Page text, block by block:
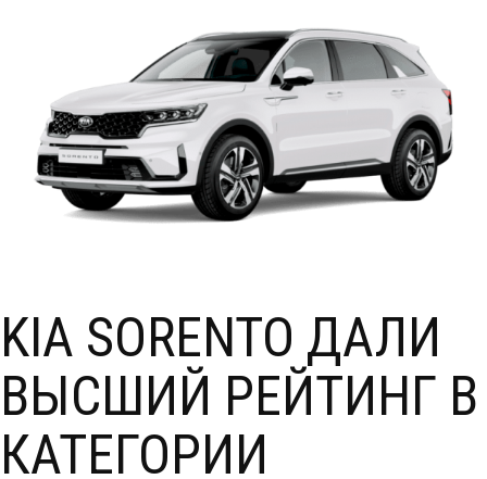
KIA SORENTO ДАЛИ
ВЫСШИЙ РЕЙТИНГ В
КАТЕГОРИИ